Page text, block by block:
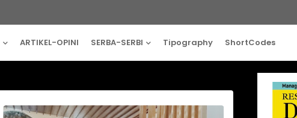
ARTIKEL-OPINI SERBA-SERBI Tipography ShortCodes